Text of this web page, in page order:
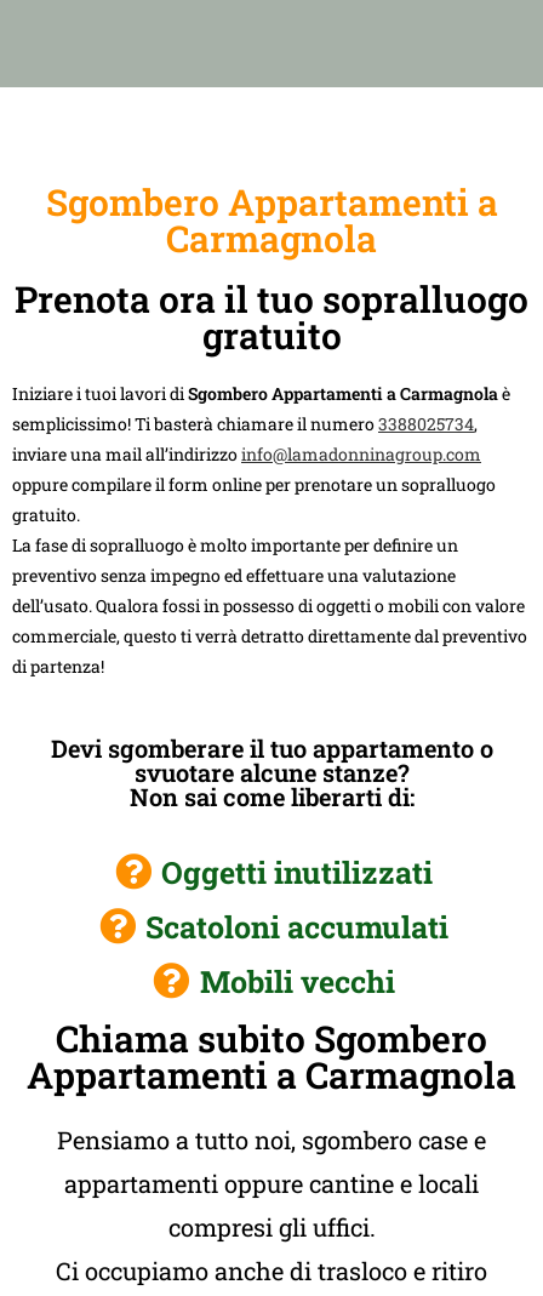
Sgombero Appartamenti a
Carmagnola
Prenota ora il tuo sopralluogo
gratuito
Iniziare i tuoi lavori di Sgombero Appartamenti a Carmagnola è
semplicissimo! Ti basterà chiamare il numero3388025734,
inviare una mail all’indirizzoinfo@lamadonninagroup.com
oppure compilare il form online per prenotare un sopralluogo
gratuito.
La fase di sopralluogo è molto importante per definire un
preventivo senza impegno ed effettuare una valutazione
dell’usato. Qualora fossi in possesso di oggetti o mobili con valore
commerciale, questo ti verrà detratto direttamente dal preventivo
di partenza!
Devi sgomberare il tuo appartamento o
svuotare alcune stanze?
Non sai come liberarti di:
Oggetti inutilizzati
Scatoloni accumulati
Mobili vecchi
Chiama subito Sgombero
Appartamenti a Carmagnola
Pensiamo a tutto noi, sgombero case e
appartamenti oppure cantine e locali
compresi gli uffici.
Ci occupiamo anche di trasloco e ritiro